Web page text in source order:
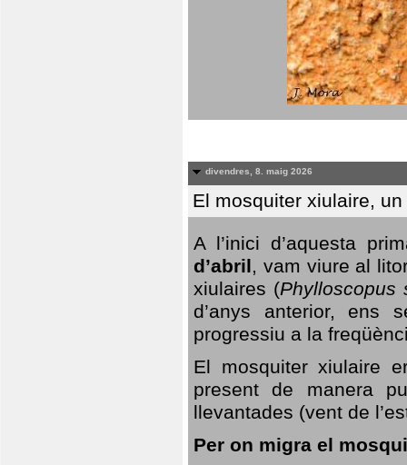
divendres, 8. maig 2026
El mosquiter xiulaire,
A l’inici d’aquesta
d’abril, vam viure al
xiulaires (Phylloscopus
d’anys anterior, ens
progressiu a la
El mosquiter xiulaire
present de manera
llevantades (vent de
Per on migra el